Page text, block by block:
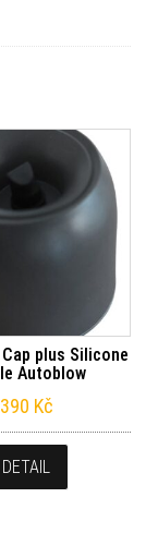
plus Silicone
Autoblow
390 Kč
DETAIL